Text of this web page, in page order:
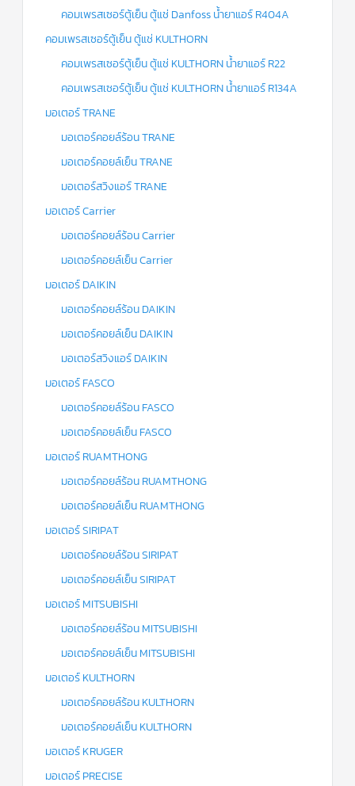
คอมเพรสเซอร์ตู้เย็น ตู้แช่ Danfoss น้ำยาแอร์ R404A
คอมเพรสเซอร์ตู้เย็น ตู้แช่ KULTHORN
คอมเพรสเซอร์ตู้เย็น ตู้แช่ KULTHORN น้ำยาแอร์ R22
คอมเพรสเซอร์ตู้เย็น ตู้แช่ KULTHORN น้ำยาแอร์ R134A
มอเตอร์ TRANE
มอเตอร์คอยล์ร้อน TRANE
มอเตอร์คอยล์เย็น TRANE
มอเตอร์สวิงแอร์ TRANE
มอเตอร์ Carrier
มอเตอร์คอยล์ร้อน Carrier
มอเตอร์คอยล์เย็น Carrier
มอเตอร์ DAIKIN
มอเตอร์คอยล์ร้อน DAIKIN
มอเตอร์คอยล์เย็น DAIKIN
มอเตอร์สวิงแอร์ DAIKIN
มอเตอร์ FASCO
มอเตอร์คอยล์ร้อน FASCO
มอเตอร์คอยล์เย็น FASCO
มอเตอร์ RUAMTHONG
มอเตอร์คอยล์ร้อน RUAMTHONG
มอเตอร์คอยล์เย็น RUAMTHONG
มอเตอร์ SIRIPAT
มอเตอร์คอยล์ร้อน SIRIPAT
มอเตอร์คอยล์เย็น SIRIPAT
มอเตอร์ MITSUBISHI
มอเตอร์คอยล์ร้อน MITSUBISHI
มอเตอร์คอยล์เย็น MITSUBISHI
มอเตอร์ KULTHORN
มอเตอร์คอยล์ร้อน KULTHORN
มอเตอร์คอยล์เย็น KULTHORN
มอเตอร์ KRUGER
มอเตอร์ PRECISE